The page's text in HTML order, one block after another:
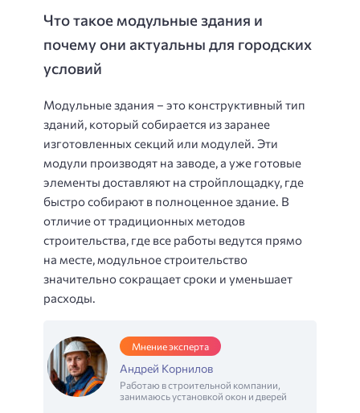
Что такое модульные здания и
почему они актуальны для городских
условий
Модульные здания – это конструктивный тип
зданий, который собирается из заранее
изготовленных секций или модулей. Эти
модули производят на заводе, а уже готовые
элементы доставляют на стройплощадку, где
быстро собирают в полноценное здание. В
отличие от традиционных методов
строительства, где все работы ведутся прямо
на месте, модульное строительство
значительно сокращает сроки и уменьшает
расходы.
Мнение эксперта
Андрей Корнилов
Работаю в строительной компании,
занимаюсь установкой окон и дверей